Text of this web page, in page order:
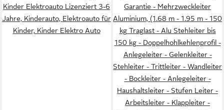
Kinder Elektroauto Lizenziert 3-6
Jahre, Kinderauto, Elektroauto für
Kinder, Kinder Elektro Auto
Garantie - Mehrzweckleiter
Aluminium, (1.68 m - 1.95 m - 150
kg Traglast - Alu Stehleiter bis
150 kg - Doppelhohlkehlenprofil -
Anlegeleiter - Gelenkleiter -
Stehleiter - Trittleiter - Wandleiter
- Bockleiter - Anlegeleiter -
Haushaltsleiter - Stufen Leiter -
Arbeitsleiter - Klappleiter -